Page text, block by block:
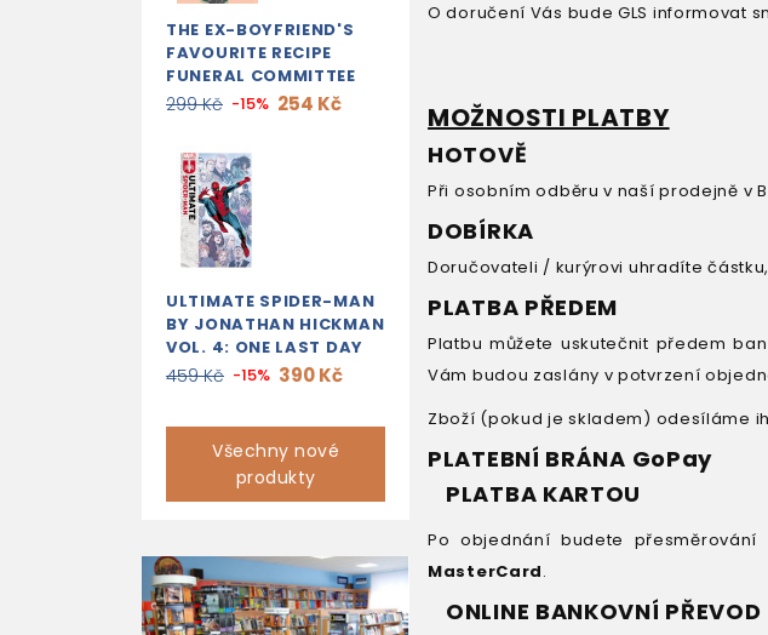
THE EX-BOYFRIEND'S
FAVOURITE RECIPE
FUNERAL COMMITTEE
299 Kč -15% 254 Kč
ULTIMATE SPIDER-MAN
BY JONATHAN HICKMAN
VOL. 4: ONE LAST DAY
459 Kč -15% 390 Kč
Všechny nové
produkty
O doručení Vás bude GLS informovat
MOŽNOSTI PLATBY
HOTOVĚ
Při osobním odběru v naší prodejně v
DOBÍRKA
Doručovateli / kurýrovi uhradíte
PLATBA PŘEDEM
Platbu můžete uskutečnit předem
Vám budou zaslány v potvrzení
Zboží (pokud je skladem) odesíláme
PLATEBNÍ BRÁNA GoPay
PLATBA KARTOU
Po objednání budete
MasterCard.
ONLINE BANKOVNÍ